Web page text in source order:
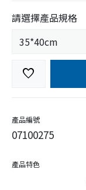
請選擇產品規格
favorite
產品編號
07100275
產品特色